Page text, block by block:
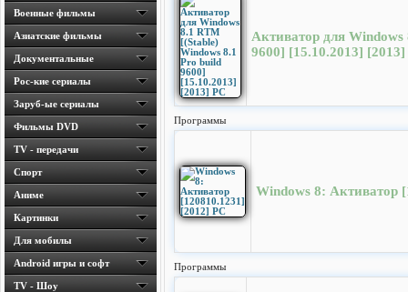
Военные фильмы
Азиатские фильмы
Документальные
Рос-кие сериалы
Заруб-ые сериалы
Фильмы DVD
TV - передачи
Спорт
Аниме
Картинки
Для мобилы
Android игры и софт
TV - Шоу
Активатор для
9600] [15.10.2013] [2013]
Программы
Windows 8: Активатор
Программы